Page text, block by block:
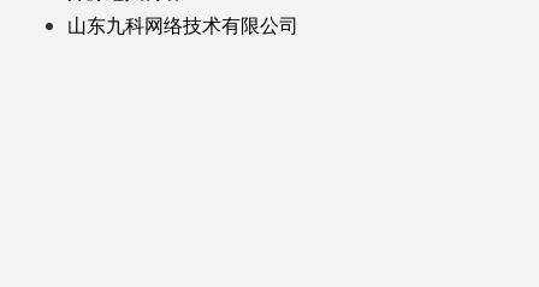
山东九科网络技术有限公司